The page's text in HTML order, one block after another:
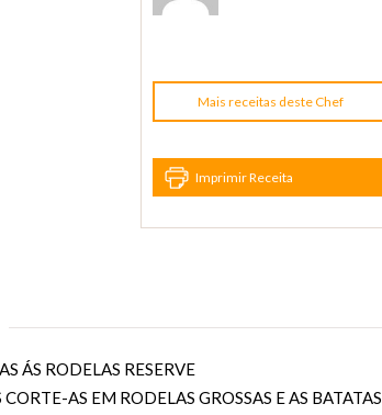
Mais receitas deste Chef
Imprimir Receita
ÁS RODELAS RESERVE
AS EM RODELAS GROSSAS E AS BATATAS